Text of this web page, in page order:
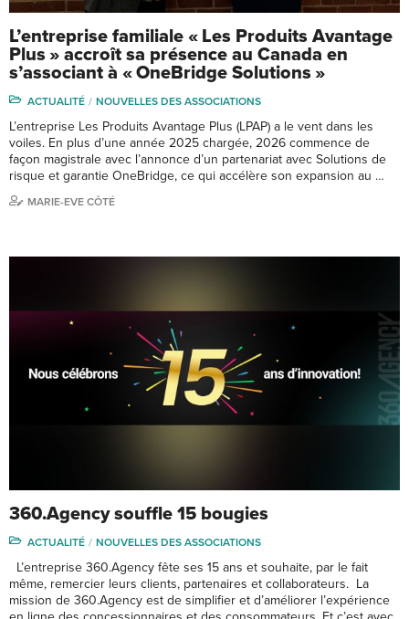
L’entreprise familiale « Les Produits Avantage
Plus » accroît sa présence au Canada en
s’associant à « OneBridge Solutions »
ACTUALITÉ NOUVELLES DES ASSOCIATIONS
L’entreprise Les Produits Avantage Plus (LPAP) a le vent dans les
voiles. En plus d’une année 2025 chargée, 2026 commence de
façon magistrale avec l’annonce d’un partenariat avec Solutions de
risque et garantie OneBridge, ce qui accélère son expansion au …
MARIE-EVE CÔTÉ
360.Agency souffle 15 bougies
ACTUALITÉ NOUVELLES DES ASSOCIATIONS
L’entreprise 360.Agency fête ses 15 ans et souhaite, par le fait
même, remercier leurs clients, partenaires et collaborateurs. La
mission de 360.Agency est de simplifier et d’améliorer l’expérience